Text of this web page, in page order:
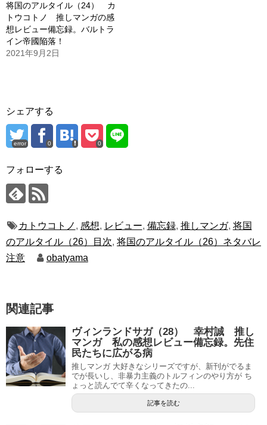
将国のアルタイル（24） カ
トウコトノ 推しマンガの感
想レビュー備忘録。バルトラ
イン帝國陥落！
2021年9月2日
シェアする
error 0 0
フォローする
カトウコトノ , 感想, レビュー, 備忘録, 推しマンガ, 将国
のアルタイル（26）目次, 将国のアルタイル（26）ネタバレ
注意
obatyama
関連記事
ヴィンランドサガ（28） 幸村誠 推し
マンガ 私の感想レビュー備忘録。先住
民たちに広がる病
推しマンガ 大好きなシリーズですが、新刊がでるま
でが長いし、非暴力主義のトルフィンのやり方が ち
ょっと読んでて辛くなってきたの...
記事を読む